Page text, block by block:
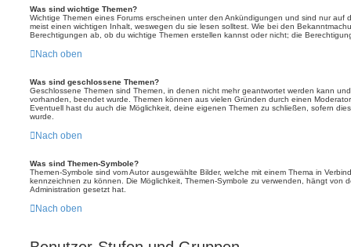
Was sind wichtige Themen?
Wichtige Themen eines Forums erscheinen unter den Ankündigungen und sind nur auf
meist einen wichtigen Inhalt, weswegen du sie lesen solltest. Wie bei den
Berechtigungen ab, ob du wichtige Themen erstellen kannst oder nicht; die
Nach oben
Was sind geschlossene Themen?
Geschlossene Themen sind Themen, in denen nicht mehr geantwortet werden kann
vorhanden, beendet wurde. Themen können aus vielen Gründen durch einen
Eventuell hast du auch die Möglichkeit, deine eigenen Themen zu schließen, sofern
wurde.
Nach oben
Was sind Themen-Symbole?
Themen-Symbole sind vom Autor ausgewählte Bilder, welche mit einem Thema in
kennzeichnen zu können. Die Möglichkeit, Themen-Symbole zu verwenden, hängt von
Administration gesetzt hat.
Nach oben